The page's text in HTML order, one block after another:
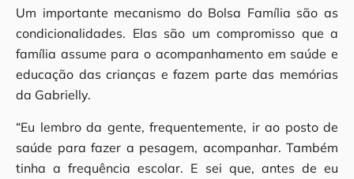
Um importante mecanismo do Bolsa Família são as
condicionalidades. Elas são um compromisso que a
família assume para o acompanhamento em saúde e
educação das crianças e fazem parte das memórias
da Gabrielly.
“Eu lembro da gente, frequentemente, ir ao posto de
saúde para fazer a pesagem, acompanhar. Também
tinha a frequência escolar. E sei que, antes de eu